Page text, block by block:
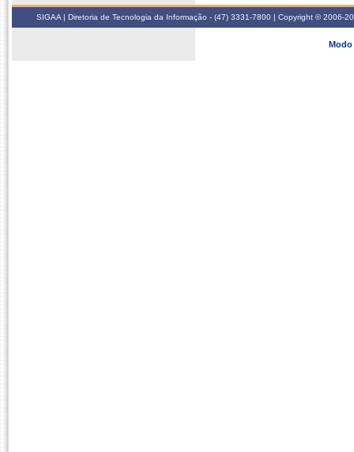
SIGAA | Diretoria de Tecnologia da Informação - (47) 3331-7800 | Copyright © 2006-
Modo